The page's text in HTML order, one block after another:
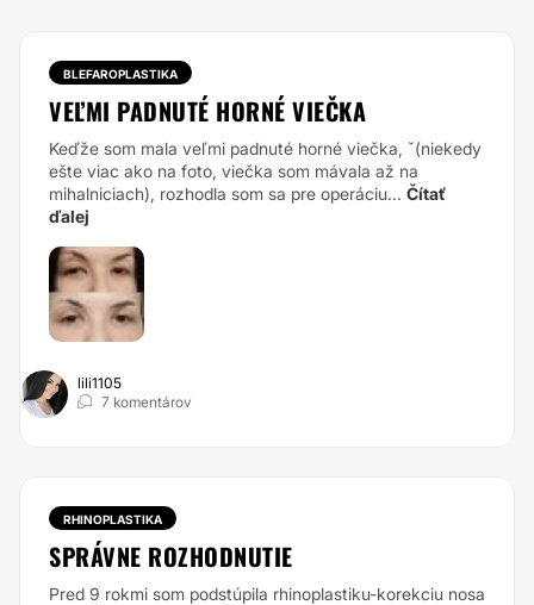
BLEFAROPLASTIKA
VEĽMI PADNUTÉ HORNÉ VIEČKA
Keďže som mala veľmi padnuté horné viečka, ˇ(niekedy
ešte viac ako na foto, viečka som mávala až na
mihalniciach), rozhodla som sa pre operáciu... Čítať
ďalej
lili1105
7 komentárov
RHINOPLASTIKA
SPRÁVNE ROZHODNUTIE
Pred 9 rokmi som podstúpila rhinoplastiku-korekciu nosa